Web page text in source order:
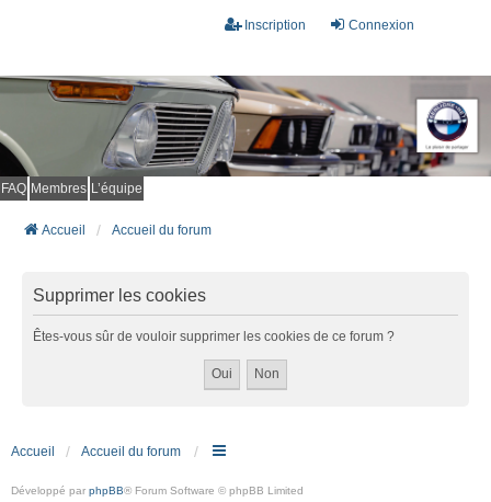
Connexion
Inscription
FAQ Membres L’équipe
Accueil Accueil du forum
Supprimer les cookies
Êtes-vous sûr de vouloir supprimer les cookies de ce forum ?
Accueil Accueil du forum
Développé par phpBB® Forum Software © phpBB Limited